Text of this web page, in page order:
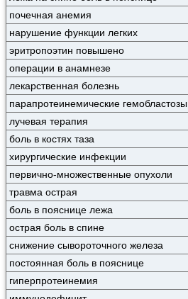
почечная анемия
нарушение функции легких
эритропоэтин повышено
операции в анамнезе
лекарственная болезнь
парапротеинемические гемобластозы
лучевая терапия
боль в костях таза
хирургические инфекции
первично-множественные опухоли
травма острая
боль в пояснице лежа
острая боль в спине
снижение сывороточного железа
постоянная боль в пояснице
гиперпротеинемия